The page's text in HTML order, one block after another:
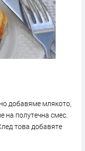
добавяме млякото,
на полутечна смес.
това добавяте